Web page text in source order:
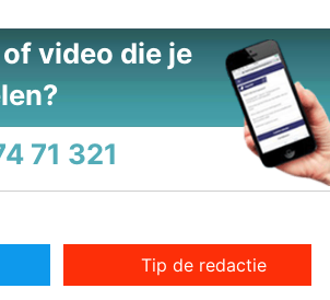
video die je
71 321
Tip de redactie